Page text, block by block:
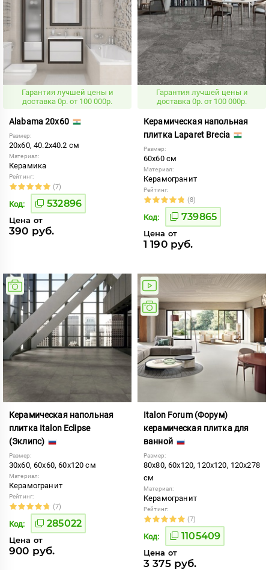
Гарантия лучшей цены и
доставка 0р. от 100 000р.
Alabama 20x60
Размер:
20x60, 40.2x40.2 см
Материал:
Керамика
Рейтинг:
(7)
Код: 532896
Цена от
390 руб.
Гарантия лучшей цены и
доставка 0р. от 100 000р.
Керамическая напольная
плитка Laparet Brecia
Размер:
60x60 см
Материал:
Керамогранит
Рейтинг:
(8)
Код: 739865
Цена от
1 190 руб.
Керамическая напольная
плитка Italon Eclipse
(Эклипс)
Размер:
30x60, 60x60, 60x120 см
Материал:
Керамогранит
Рейтинг:
(7)
Код: 285022
Цена от
900 руб.
Italon Forum (Форум)
керамическая плитка для
ванной
Размер:
80x80, 60x120, 120x120, 120x278
см
Материал:
Керамогранит
Рейтинг:
(7)
Код: 1105409
Цена от
3 375 руб.